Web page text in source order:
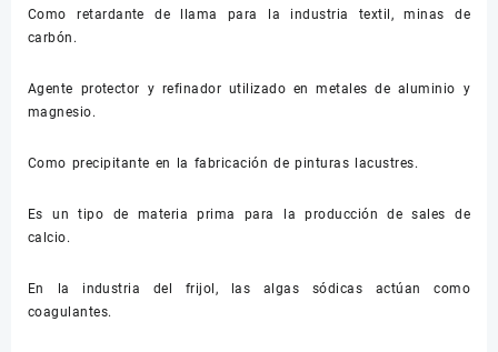
Como retardante de llama para la industria textil, minas de
carbón.
Agente protector y refinador utilizado en metales de aluminio y
magnesio.
Como precipitante en la fabricación de pinturas lacustres.
Es un tipo de materia prima para la producción de sales de
calcio.
En la industria del frijol, las algas sódicas actúan como
coagulantes.